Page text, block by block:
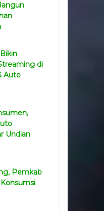
di
Auto
Undian
Pemkab